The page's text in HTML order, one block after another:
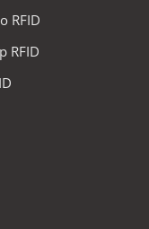
RFID
RFID